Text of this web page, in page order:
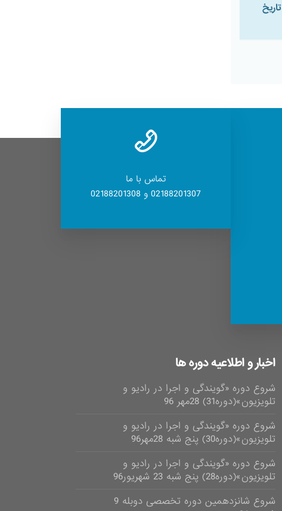
تاریخ
تماس با ما
02188201307 و 02188201308
اخبار و اطلاعیه دوره ها
شروع دوره «گویندگی و اجرا در رادیو و
تلویزیون»(دوره31) 28مهر 96
شروع دوره «گویندگی و اجرا در رادیو و
تلویزیون»(دوره30) پنج شبه 28مهر96
شروع دوره «گویندگی و اجرا در رادیو و
تلویزیون»(دوره28) پنج شبه 23 شهریور96
شروع شانزدهمین دوره تخصصی دوبله 9